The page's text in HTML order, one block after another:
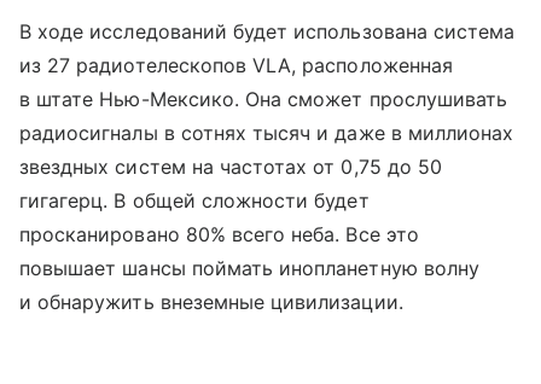
В ходе исследований будет использована система
из 27 радиотелескопов VLA, расположенная
в штате Нью-Мексико. Она сможет прослушивать
радиосигналы в сотнях тысяч и даже в миллионах
звездных систем на частотах от 0,75 до 50
гигагерц. В общей сложности будет
просканировано 80% всего неба. Все это
повышает шансы поймать инопланетную волну
и обнаружить внеземные цивилизации.